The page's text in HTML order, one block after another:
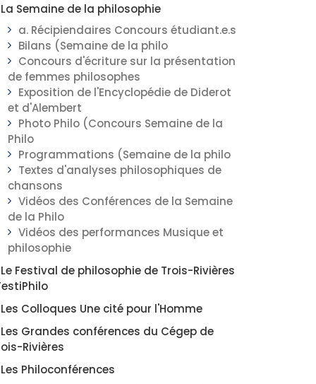
La Semaine de la philosophie
a. Récipiendaires Concours étudiant.e.s
Bilans (Semaine de la philo
Concours d'écriture sur la présentation
de femmes philosophes
Exposition de l'Encyclopédie de Diderot
et d'Alembert
Photo Philo (Concours Semaine de la
Philo
Programmations (Semaine de la philo
Textes d'analyses philosophiques de
chansons
Vidéos des Conférences de la Semaine
de la Philo
Vidéos des performances Musique et
philosophie
Le Festival de philosophie de Trois-Rivières
Les Colloques Une cité pour l'Homme
Les Grandes conférences du Cégep de
Rivières
Les Philoconférences